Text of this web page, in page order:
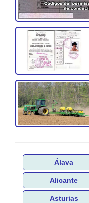
Álava
Alicante
Asturias